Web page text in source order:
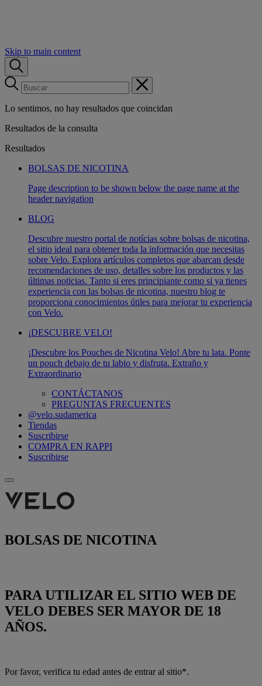
Skip to main content
Lo sentimos, no hay resultados que coincidan
Resultados de la consulta
Resultados
BOLSAS DE NICOTINA
Page description to be shown below the page name at the
header navigation
BLOG
Descubre nuestro portal de notícias sobre bolsas de nicotina,
el sitio ideal para obtener toda la información que necesitas
sobre Velo. Explora artículos completos que abarcan desde
recomendaciones de uso, detalles sobre los productos y las
últimas noticias. Tanto si eres principiante como si ya tienes
experiencia con las bolsas de nicotina, nuestro blog te
proporciona conocimientos útiles para mejorar tu experiencia
con Velo.
¡DESCUBRE VELO!
¡Descubre los Pouches de Nicotina Velo! Abre tu lata. Ponte
un pouch debajo de tu labio y disfruta. Extraño y
Extraordinario
CONTÁCTANOS
PREGUNTAS FRECUENTES
@velo.sudamerica
Tiendas
Suscribirse
COMPRA EN RAPPI
Suscribirse
BOLSAS DE NICOTINA
PARA UTILIZAR EL SITIO WEB DE
VELO DEBES SER MAYOR DE 18
AÑOS.
Por favor, verifica tu edad antes de entrar al sitio*.